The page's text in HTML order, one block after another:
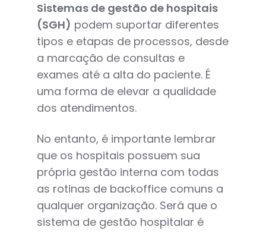
Sistemas de gestão de hospitais
(SGH) podem suportar diferentes
tipos e etapas de processos, desde
a marcação de consultas e
exames até a alta do paciente. É
uma forma de elevar a qualidade
dos atendimentos.
No entanto, é importante lembrar
que os hospitais possuem sua
própria gestão interna com todas
as rotinas de backoffice comuns a
qualquer organização. Será que o
sistema de gestão hospitalar é